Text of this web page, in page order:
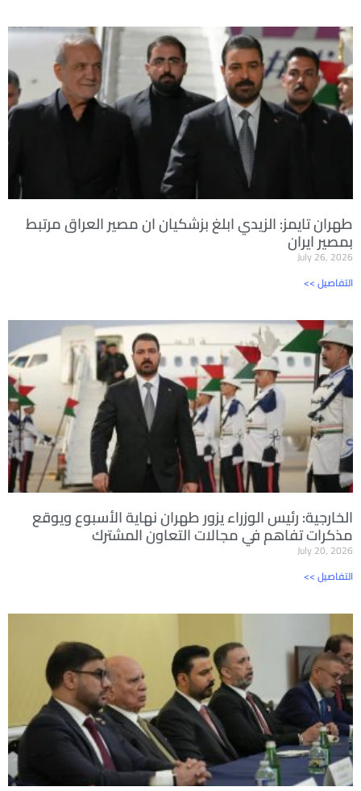
طهران تايمز: الزيدي ابلغ بزشكيان ان مصير العراق مرتبط
بمصير ايران
July 26, 2026
<< التفاصيل
الخارجية: رئيس الوزراء يزور طهران نهاية الأسبوع ويوقع
مذكرات تفاهم في مجالات التعاون المشترك
July 20, 2026
<< التفاصيل